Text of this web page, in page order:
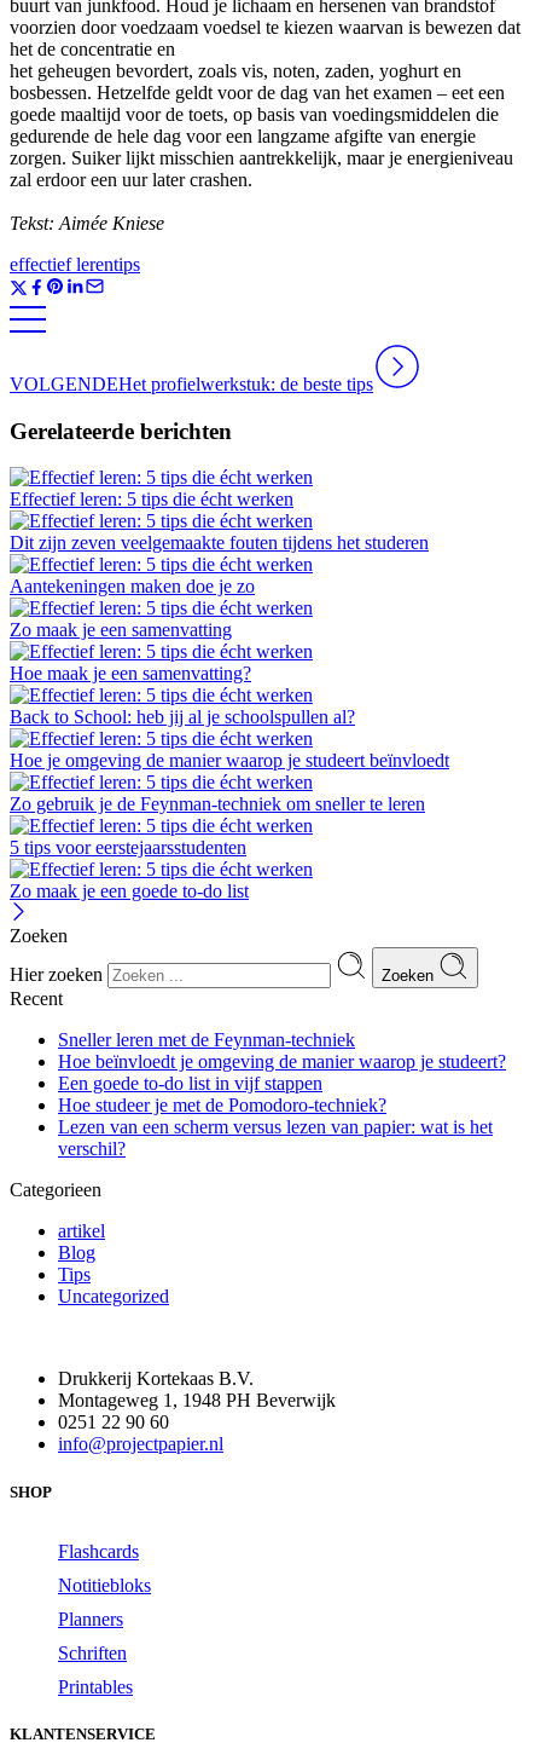
buurt van junkfood. Houd je lichaam en hersenen van brandstof
voorzien door voedzaam voedsel te kiezen waarvan is bewezen dat
het de concentratie en
het geheugen bevordert, zoals vis, noten, zaden, yoghurt en
bosbessen. Hetzelfde geldt voor de dag van het examen – eet een
goede maaltijd voor de toets, op basis van voedingsmiddelen die
gedurende de hele dag voor een langzame afgifte van energie
zorgen. Suiker lijkt misschien aantrekkelijk, maar je energieniveau
zal erdoor een uur later crashen.
Tekst: Aimée Kniese
effectief lerentips
VOLGENDEHet profielwerkstuk: de beste tips
Gerelateerde berichten
Effectief leren: 5 tips die écht werken
Dit zijn zeven veelgemaakte fouten tijdens het studeren
Aantekeningen maken doe je zo
Zo maak je een samenvatting
Hoe maak je een samenvatting?
Back to School: heb jij al je schoolspullen al?
Hoe je omgeving de manier waarop je studeert beïnvloedt
Zo gebruik je de Feynman-techniek om sneller te leren
5 tips voor eerstejaarsstudenten
Zo maak je een goede to-do list
Zoeken
Hier zoeken
Zoeken
Recent
Sneller leren met de Feynman-techniek
Hoe beïnvloedt je omgeving de manier waarop je studeert?
Een goede to-do list in vijf stappen
Hoe studeer je met de Pomodoro-techniek?
Lezen van een scherm versus lezen van papier: wat is het
verschil?
Categorieen
artikel
Blog
Tips
Uncategorized
Drukkerij Kortekaas B.V.
Montageweg 1, 1948 PH Beverwijk
0251 22 90 60
info@projectpapier.nl
SHOP
Flashcards
Notitiebloks
Planners
Schriften
Printables
KLANTENSERVICE